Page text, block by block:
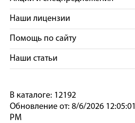
Наши лицензии
Помощь по сайту
Наши статьи
В каталоге: 12192
Обновление от: 8/6/2026 12:05:01
PM